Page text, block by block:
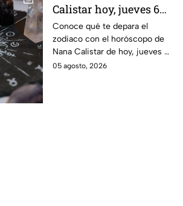
Calistar hoy, jueves 6
de agosto: a estos
signos se les abren las
puertas del dinero
Conoce qué te depara el
zodiaco con el horóscopo de
Nana Calistar de hoy, jueves 6
de agosto. ¿Será dinero o
05 agosto, 2026